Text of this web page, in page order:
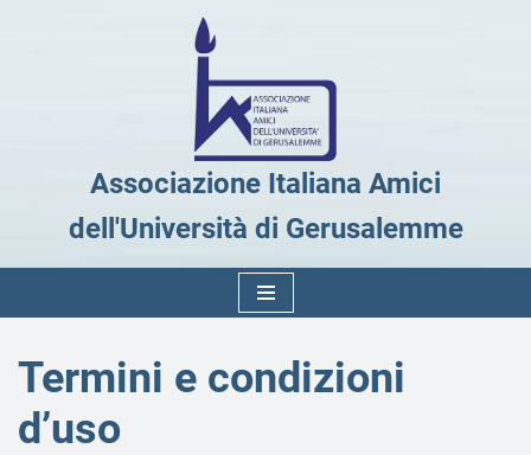
Associazione Italiana Amici
dell'Università di Gerusalemme
Termini e condizioni
d’uso